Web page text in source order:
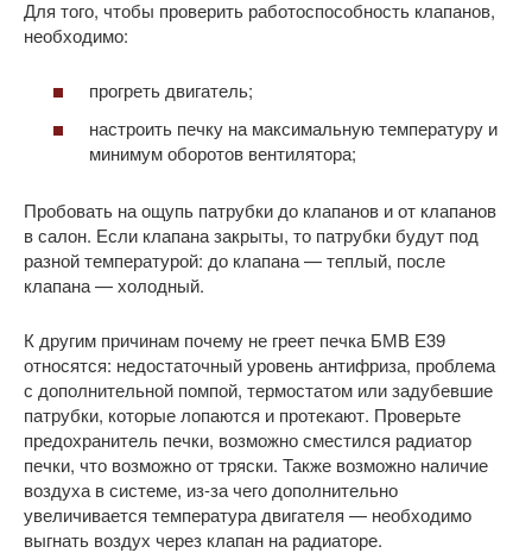
Для того, чтобы проверить работоспособность клапанов,
необходимо:
прогреть двигатель;
настроить печку на максимальную температуру и
минимум оборотов вентилятора;
Пробовать на ощупь патрубки до клапанов и от клапанов
в салон. Если клапана закрыты, то патрубки будут под
разной температурой: до клапана — теплый, после
клапана — холодный.
К другим причинам почему не греет печка БМВ Е39
относятся: недостаточный уровень антифриза, проблема
с дополнительной помпой, термостатом или задубевшие
патрубки, которые лопаются и протекают. Проверьте
предохранитель печки, возможно сместился радиатор
печки, что возможно от тряски. Также возможно наличие
воздуха в системе, из-за чего дополнительно
увеличивается температура двигателя — необходимо
выгнать воздух через клапан на радиаторе.